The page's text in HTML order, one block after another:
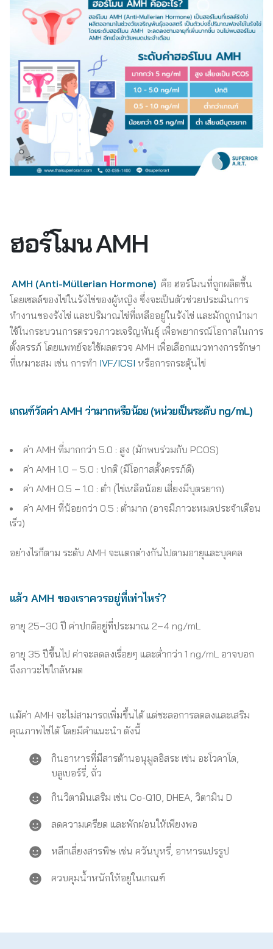
ฮอร์โมนAMH
AMH (Anti-Müllerian Hormone) คือ ฮอร์โมนที่ถูกผลิตขึ้น
โดยเซลล์ของไข่ในรังไข่ของผู้หญิง ซึ่งจะเป็นตัวช่วยประเมินการ
ทำงานของรังไข่ และปริมาณไข่ที่เหลืออยู่ในรังไข่ และมักถูกนำมา
ใช้ในกระบวนการตรวจภาวะเจริญพันธุ์ เพื่อพยากรณ์โอกาสในการ
ตั้งครรภ์ โดยแพทย์จะใช้ผลตรวจ AMH เพื่อเลือกแนวทางการรักษา
ที่เหมาะสม เช่น การทำ IVF/ICSI หรือการกระตุ้นไข่
เกณฑ์วัดค่า AMH ว่ามากหรือน้อย (หน่วยเป็นระดับ ng/mL)
ค่า AMH ที่มากกว่า 5.0 : สูง (มักพบร่วมกับ PCOS)
ค่า AMH 1.0 – 5.0 : ปกติ (มีโอกาสตั้งครรภ์ดี)
ค่า AMH 0.5 – 1.0 : ต่ำ (ไข่เหลือน้อย เสี่ยงมีบุตรยาก)
ค่า AMH ที่น้อยกว่า 0.5 : ต่ำมาก (อาจมีภาวะหมดประจำเดือน
เร็ว)
อย่างไรก็ตาม ระดับ AMH จะแตกต่างกันไปตามอายุและบุคคล
แล้ว AMH ของเราควรอยู่ที่เท่าไหร่?
อายุ 25–30 ปี ค่าปกติอยู่ที่ประมาณ 2–4 ng/mL
อายุ 35 ปีขึ้นไป ค่าจะลดลงเรื่อยๆ และต่ำกว่า 1 ng/mL อาจบอก
ถึงภาวะไข่ใกล้หมด
แม้ค่า AMH จะไม่สามารถเพิ่มขึ้นได้ แต่ชะลอการลดลงและเสริม
คุณภาพไข่ได้ โดยมีคำแนะนำ ดังนี้
กินอาหารที่มีสารต้านอนุมูลอิสระ เช่น อะโวคาโด,
บลูเบอร์รี่, ถั่ว
กินวิตามินเสริม เช่น Co-Q10, DHEA, วิตามิน D
ลดความเครียด และพักผ่อนให้เพียงพอ
หลีกเลี่ยงสารพิษ เช่น ควันบุหรี่, อาหารแปรรูป
ควบคุมน้ำหนักให้อยู่ในเกณฑ์